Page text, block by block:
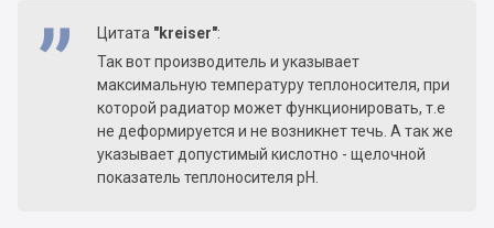
Цитата "kreiser":
Так вот производитель и указывает
максимальную температуру теплоносителя, при
которой радиатор может функционировать, т.е
не деформируется и не возникнет течь. А так же
указывает допустимый кислотно - щелочной
показатель теплоносителя pH.